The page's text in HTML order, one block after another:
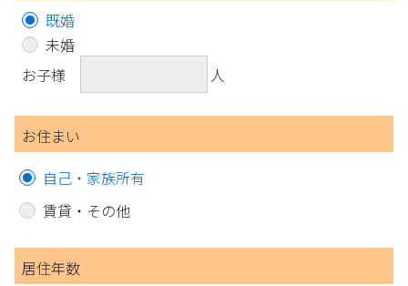
既婚
未婚
お子様
人
お住まい
自己・家族所有
賃貸・その他
居住年数